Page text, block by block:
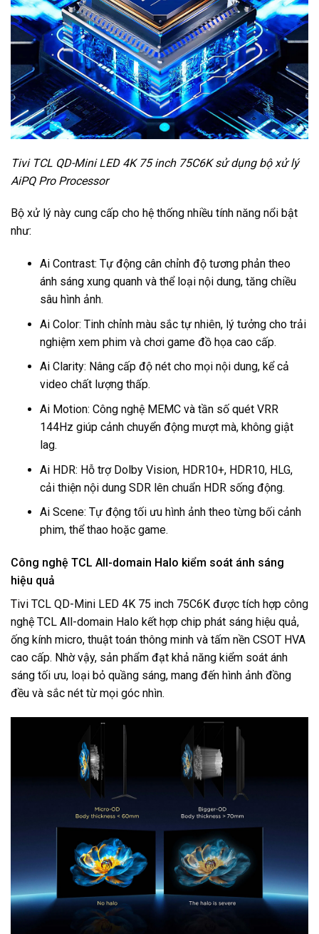
Tivi TCL QD-Mini LED 4K 75 inch 75C6K sử dụng bộ xử lý
AiPQ Pro Processor
Bộ xử lý này cung cấp cho hệ thống nhiều tính năng nổi bật
như:
Ai Contrast: Tự động cân chỉnh độ tương phản theo
ánh sáng xung quanh và thể loại nội dung, tăng chiều
sâu hình ảnh.
Ai Color: Tinh chỉnh màu sắc tự nhiên, lý tưởng cho trải
nghiệm xem phim và chơi game đồ họa cao cấp.
Ai Clarity: Nâng cấp độ nét cho mọi nội dung, kể cả
video chất lượng thấp.
Ai Motion: Công nghệ MEMC và tần số quét VRR
144Hz giúp cảnh chuyển động mượt mà, không giật
lag.
Ai HDR: Hỗ trợ Dolby Vision, HDR10+, HDR10, HLG,
cải thiện nội dung SDR lên chuẩn HDR sống động.
Ai Scene: Tự động tối ưu hình ảnh theo từng bối cảnh
phim, thể thao hoặc game.
Công nghệ TCL All-domain Halo kiểm soát ánh sáng
hiệu quả
Tivi TCL QD-Mini LED 4K 75 inch 75C6K được tích hợp công
nghệ TCL All-domain Halo kết hợp chip phát sáng hiệu quả,
ống kính micro, thuật toán thông minh và tấm nền CSOT HVA
cao cấp. Nhờ vậy, sản phẩm đạt khả năng kiểm soát ánh
sáng tối ưu, loại bỏ quầng sáng, mang đến hình ảnh đồng
đều và sắc nét từ mọi góc nhìn.